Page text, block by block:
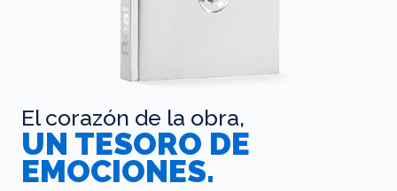
El corazón de la obra,
UN TESORO DE
EMOCIONES.